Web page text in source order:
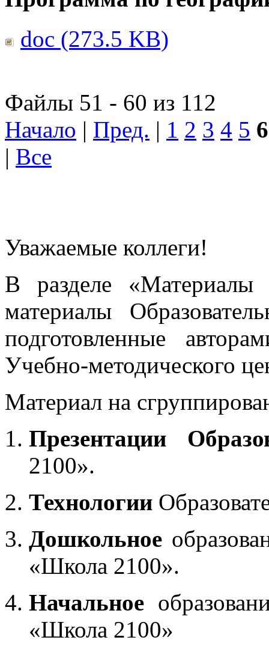
doc (273.5 KB)
Файлы 51 - 60 из 112
Начало | Пред. | 1 2 3 4 5 6
| Все
Уважаемые коллеги!
В разделе «Материалы
материалы
подготовленные
Учебно-методического
Материал на
Презентации
2100».
Технологии
Дошкольное
«Школа 2100».
Начальное
«Школа 2100»